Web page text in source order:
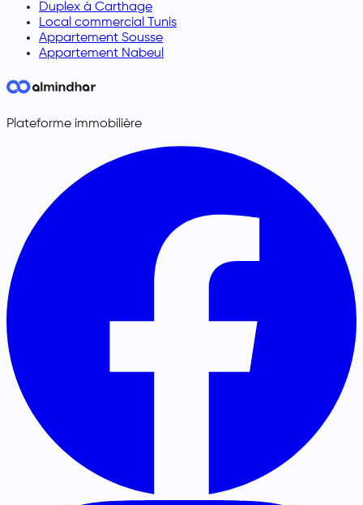
Duplex à Carthage
Local commercial Tunis
Appartement Sousse
Appartement Nabeul
Plateforme immobilière